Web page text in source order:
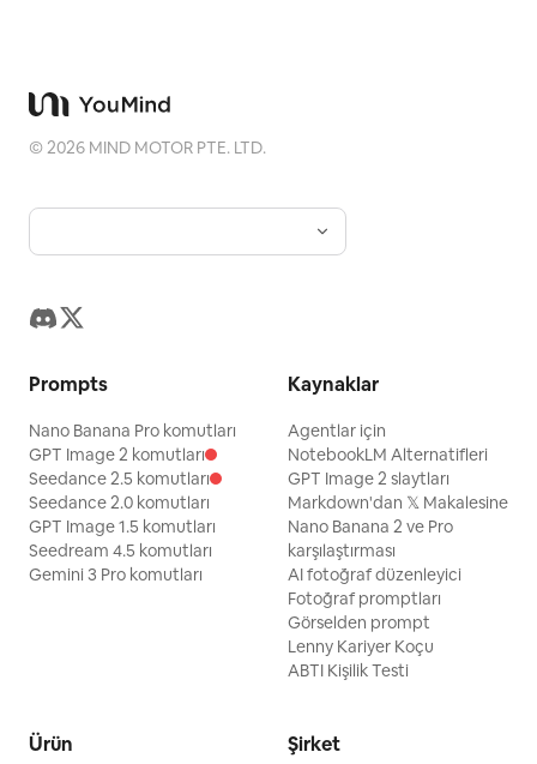
©2026 MIND MOTOR PTE. LTD.
Prompts
Nano Banana Pro komutları
GPT Image 2 komutları
Seedance 2.5 komutları
Seedance 2.0 komutları
GPT Image 1.5 komutları
Seedream 4.5 komutları
Gemini 3 Pro komutları
Kaynaklar
Agentlar için
NotebookLM Alternatifleri
GPT Image 2 slaytları
Markdown'dan 𝕏 Makalesine
Nano Banana 2 ve Pro
karşılaştırması
AI fotoğraf düzenleyici
Fotoğraf promptları
Görselden prompt
Lenny Kariyer Koçu
ABTI Kişilik Testi
Ürün Şirket